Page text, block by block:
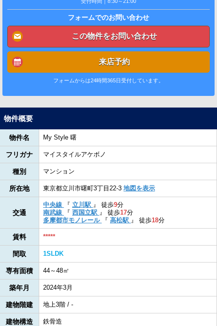
フォームでのお問い合わせ
この物件をお問い合わせ
来店予約
フォームからは24時間365日受付しています。
物件概要
物件名 My Style 曙
フリガナ マイスタイルアケボノ
種別 マンション
所在地 東京都立川市曙町3丁目22-3 地図を表示
交通
中央線 『 立川駅 』 徒歩9分
南武線
『 西国立駅 』 徒歩17分
多摩都市モノレール
『 高松駅 』 徒歩18分
賃料 *****
間取 1SLDK
専有面積 44～48㎡
築年月 2024年3月
建物階建 地上3階 / -
建物構造 鉄骨造